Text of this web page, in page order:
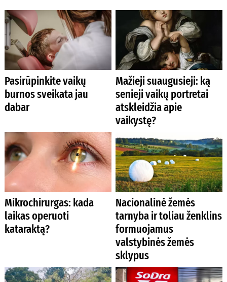
Pasirūpinkite vaikų
burnos sveikata jau
dabar
Mažieji suaugusieji: ką
senieji vaikų portretai
atskleidžia apie
vaikystę?
Mikrochirurgas: kada
laikas operuoti
kataraktą?
Nacionalinė žemės
tarnyba ir toliau ženklins
formuojamus
valstybinės žemės
sklypus